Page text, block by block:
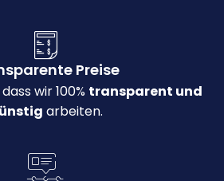
Preise
wir 100% transparent und
arbeiten.